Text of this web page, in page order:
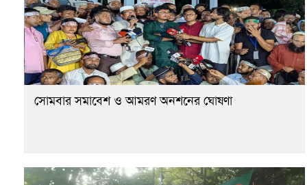
সোমবার সমাবেশ ও আমরণ অনশনের ঘোষণা